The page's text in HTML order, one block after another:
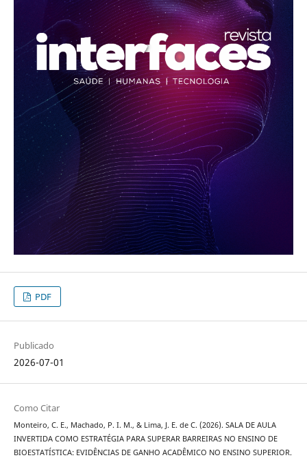
PDF
Publicado
2026-07-01
Como Citar
Monteiro, C. E., Machado, P. I. M., & Lima, J. E. de C. (2026). SALA DE AULA
INVERTIDA COMO ESTRATÉGIA PARA SUPERAR BARREIRAS NO ENSINO DE
BIOESTATÍSTICA: EVIDÊNCIAS DE GANHO ACADÊMICO NO ENSINO SUPERIOR.